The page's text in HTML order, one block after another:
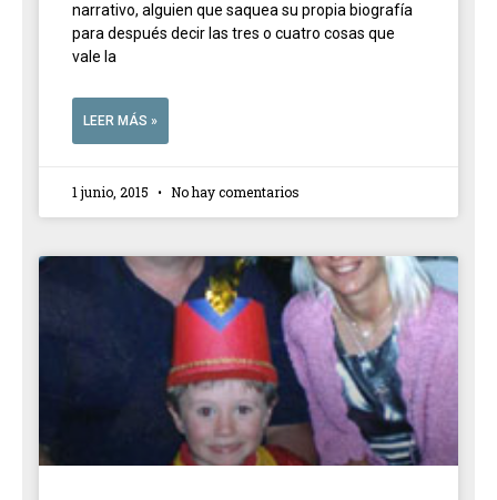
narrativo, alguien que saquea su propia biografía
para después decir las tres o cuatro cosas que
vale la
LEER MÁS »
1 junio, 2015 No hay comentarios